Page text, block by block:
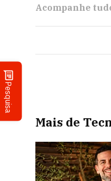
Pesquisa
Acompanhe
Mais de